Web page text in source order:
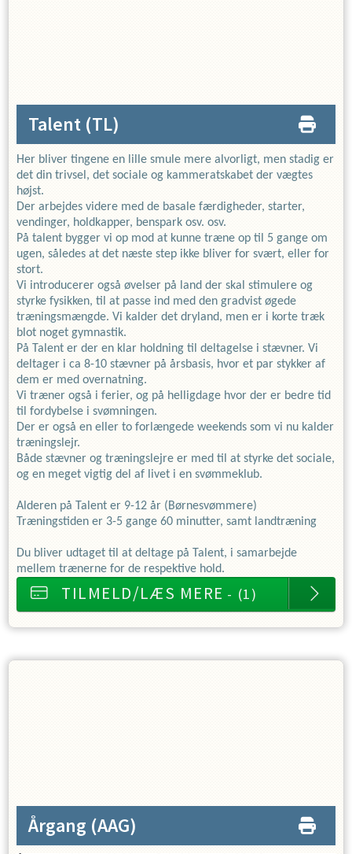
Talent (TL)
Her bliver tingene en lille smule mere alvorligt, men stadig er
det din trivsel, det sociale og kammeratskabet der vægtes
højst.
Der arbejdes videre med de basale færdigheder, starter,
vendinger, holdkapper, benspark osv. osv.
På talent bygger vi op mod at kunne træne op til 5 gange om
ugen, således at det næste step ikke bliver for svært, eller for
stort.
Vi introducerer også øvelser på land der skal stimulere og
styrke fysikken, til at passe ind med den gradvist øgede
træningsmængde. Vi kalder det dryland, men er i korte træk
blot noget gymnastik.
På Talent er der en klar holdning til deltagelse i stævner. Vi
deltager i ca 8-10 stævner på årsbasis, hvor et par stykker af
dem er med overnatning.
Vi træner også i ferier, og på helligdage hvor der er bedre tid
til fordybelse i svømningen.
Der er også en eller to forlængede weekends som vi nu kalder
træningslejr.
Både stævner og træningslejre er med til at styrke det sociale,
og en meget vigtig del af livet i en svømmeklub.
Alderen på Talent er 9-12 år (Børnesvømmere)
Træningstiden er 3-5 gange 60 minutter, samt landtræning
Du bliver udtaget til at deltage på Talent, i samarbejde
mellem trænerne for de respektive hold.
TILMELD/LÆS MERE - (1)
Årgang (AAG)